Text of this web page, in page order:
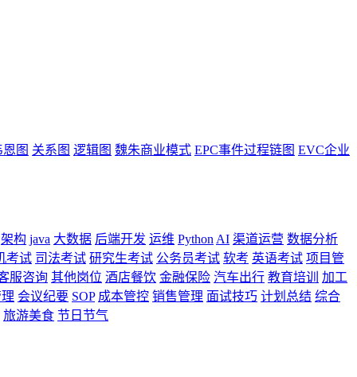
恩图 关系图 逻辑图 魏朱商业模式 EPC事件过程链图 EVC企业
架构 java 大数据 后端开发 运维 Python AI 渠道运营 数据分析
考试 司法考试 研究生考试 公务员考试 软考 英语考试 项目管
服咨询 其他岗位 酒店餐饮 金融保险 汽车出行 教育培训
加工
会议纪要 SOP 成本管控 销售管理 面试技巧 计划总结 综合
旅游美食 节日节气